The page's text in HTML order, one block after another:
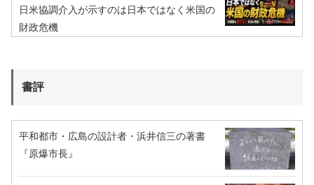
日米協調介入が示すのは日本ではなく米国の
財政危機
書評
平和都市・広島の設計者・浜井信三の著書
『原爆市長』